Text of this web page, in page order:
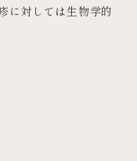
に対しては生物学的